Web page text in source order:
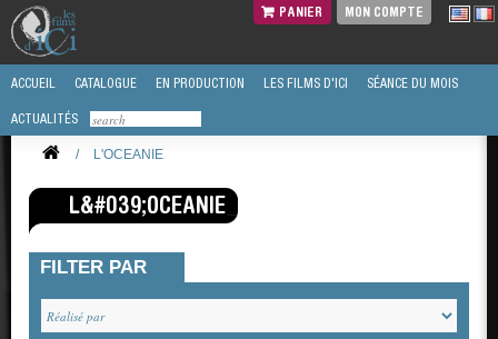
PANIER MON COMPTE
ACCUEIL CATALOGUE EN PRODUCTION LES FILMS D'ICI SÉANCE DU MOIS
ACTUALITÉS
/ L'OCEANIE
L&#039;OCEANIE
FILTER PAR